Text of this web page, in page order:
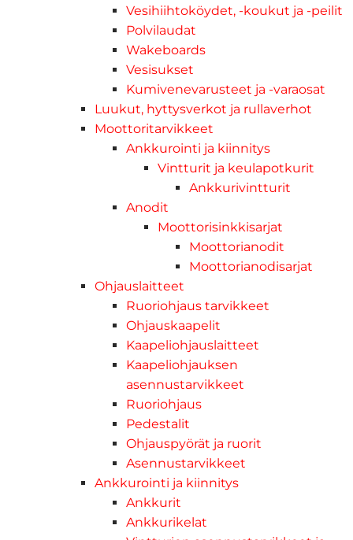
Vesihiihtoköydet, -koukut ja -peilit
Polvilaudat
Wakeboards
Vesisukset
Kumivenevarusteet ja -varaosat
Luukut, hyttysverkot ja rullaverhot
Moottoritarvikkeet
Ankkurointi ja kiinnitys
Vintturit ja keulapotkurit
Ankkurivintturit
Anodit
Moottorisinkkisarjat
Moottorianodit
Moottorianodisarjat
Ohjauslaitteet
Ruoriohjaus tarvikkeet
Ohjauskaapelit
Kaapeliohjauslaitteet
Kaapeliohjauksen
asennustarvikkeet
Ruoriohjaus
Pedestalit
Ohjauspyörät ja ruorit
Asennustarvikkeet
Ankkurointi ja kiinnitys
Ankkurit
Ankkurikelat